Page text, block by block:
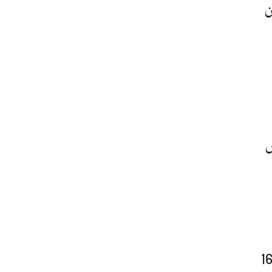
تو 22 وکٹ لے گیا لیکن پاکستان کے سارے سپنرز مل کر صرف 16